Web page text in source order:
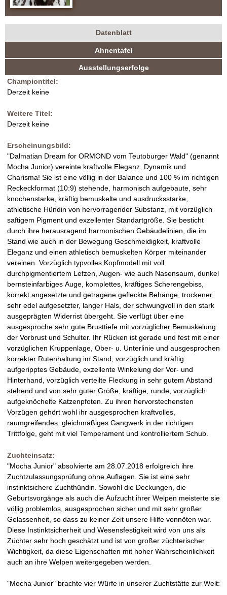
V
D
H
Z
u
c
h
t
H
u
n
d
Datenblatt
(
a
k
t
t
e
r
)
Ahnentafel
Ausstellungserfolge
Championtitel:
Derzeit keine
Weitere Titel:
Derzeit keine
Erscheinungsbild:
"Dalmatian Dream for ORMOND vom Teutoburger Wald" (genannt
Mocha Junior) vereinte kraftvolle Eleganz, Dynamik und
Charisma! Sie ist eine völlig in der Balance und 100 % im richtigen
Reckeckformat (10:9) stehende, harmonisch aufgebaute, sehr
knochenstarke, kräftig bemuskelte und ausdrucksstarke,
athletische Hündin von hervorragender Substanz, mit vorzüglich
saftigem Pigment und exzellenter Standartgröße. Sie besticht
durch ihre herausragend harmonischen Gebäudelinien, die im
Stand wie auch in der Bewegung Geschmeidigkeit, kraftvolle
Eleganz und einen athletisch bemuskelten Körper miteinander
vereinen. Vorzüglich typvolles Kopfmodell mit voll
durchpigmentiertem Lefzen, Augen- wie auch Nasensaum, dunkel
bernsteinfarbiges Auge, komplettes, kräftiges Scherengebiss,
korrekt angesetzte und getragene gefleckte Behänge, trockener,
sehr edel aufgesetzter, langer Hals, der schwungvoll in den stark
ausgeprägten Widerrist übergeht. Sie verfügt über eine
ausgesproche sehr gute Brusttiefe mit vorzüglicher Bemuskelung
der Vorbrust und Schulter. Ihr Rücken ist gerade und fest mit einer
vorzüglichen Kruppenlage, Ober- u. Unterlinie und ausgesprochen
korrekter Rutenhaltung im Stand, vorzüglich und kräftig
aufgeripptes Gebäude, exzellente Winkelung der Vor- und
Hinterhand, vorzüglich verteilte Fleckung in sehr gutem Abstand
stehend und von sehr guter Größe, kräftige, runde, vorzüglich
aufgeknöchelte Katzenpfoten. Zu ihren hervorstechensten
Vorzügen gehört wohl ihr ausgesprochen kraftvolles,
raumgreifendes, gleichmäßiges Gangwerk in der richtigen
Trittfolge, geht mit viel Temperament und kontrolliertem Schub.
Zuchteinsatz:
"Mocha Junior" absolvierte am 28.07.2018 erfolgreich ihre
Zuchtzulassungsprüfung ohne Auflagen. Sie ist eine sehr
instinktsichere Zuchthündin. Sowohl die Deckungen, die
Geburtsvorgänge als auch die Aufzucht ihrer Welpen meisterte sie
völlig problemlos, ausgesprochen sicher und mit sehr großer
Gelassenheit, so dass zu keiner Zeit unsere Hilfe vonnöten war.
Diese Instinktsicherheit und Wesensfestigkeit wird von uns als
Züchter sehr hoch geschätzt und ist von großer züchterischer
Wichtigkeit, da diese Eigenschaften mit hoher Wahrscheinlichkeit
auch an ihre Welpen weitergegeben werden.
"Mocha Junior" brachte vier Würfe in unserer Zuchtstätte zur Welt: